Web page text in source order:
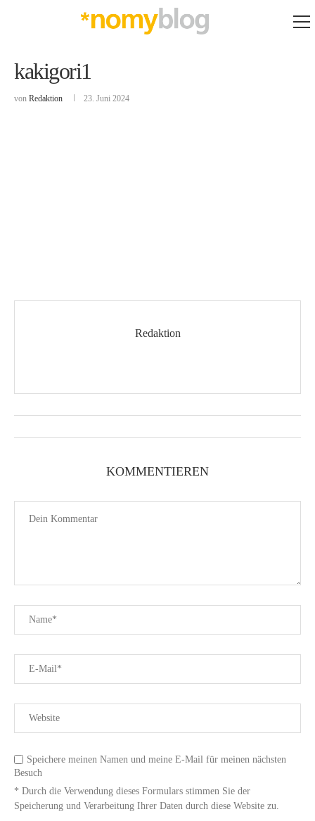
kakigori1
von Redaktion 23. Juni 2024
Redaktion
KOMMENTIEREN
Speichere meinen Namen und meine E-Mail für meinen nächsten
Besuch
* Durch die Verwendung dieses Formulars stimmen Sie der
Speicherung und Verarbeitung Ihrer Daten durch diese Website zu.